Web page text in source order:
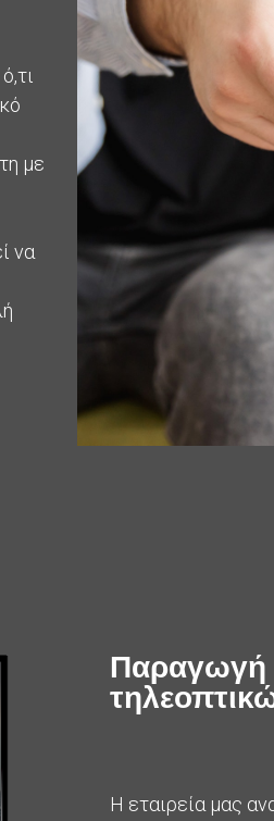
με
να
Παραγωγή
Η εταιρεία μας